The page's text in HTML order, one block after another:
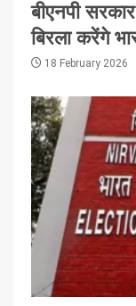
बीएनपी
बिरला करेंगे
18 February 2026